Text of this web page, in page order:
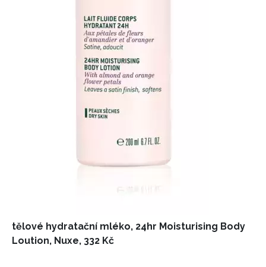
tělové hydratační mléko, 24hr Moisturising Body
Loution, Nuxe, 332 Kč